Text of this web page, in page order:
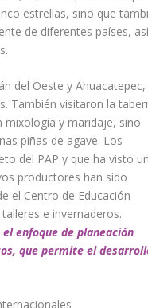
estrellas, sino que
de diferentes países, así
del Oeste y Ahuacatepec,
También visitaron la
mixología y maridaje, sino
piñas de agave. Los
del PAP y que ha visto un
productores han sido
el Centro de Educación
e invernaderos.
enfoque de planeación
que permite el